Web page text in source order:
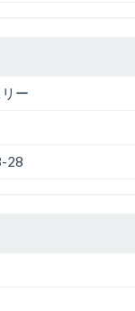
ー
28